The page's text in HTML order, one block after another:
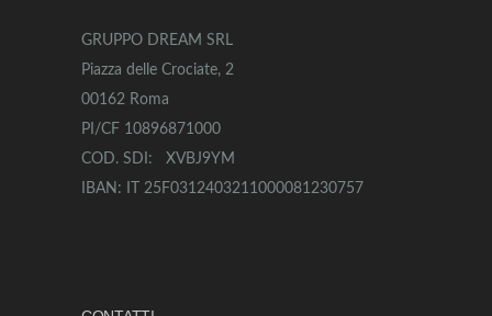
GRUPPO DREAM SRL
Piazza delle Crociate, 2
00162 Roma
PI/CF 10896871000
COD. SDI: XVBJ9YM
IBAN: IT 25F0312403211000081230757